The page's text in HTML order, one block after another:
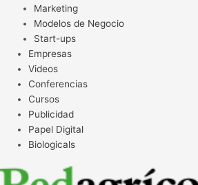
Marketing
Modelos de Negocio
Start-ups
Empresas
Videos
Conferencias
Cursos
Publicidad
Papel Digital
Biologicals